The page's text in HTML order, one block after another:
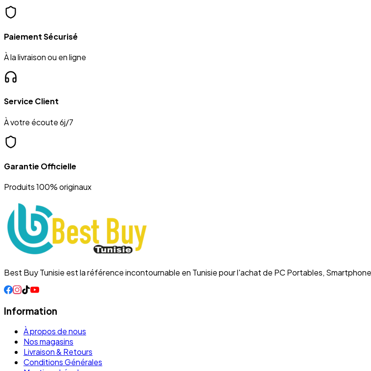
Paiement Sécurisé
À la livraison ou en ligne
Service Client
À votre écoute 6j/7
Garantie Officielle
Produits 100% originaux
Best Buy Tunisie est la référence incontournable en Tunisie pour l'achat de PC Portables,
Information
À propos de nous
Nos magasins
Livraison & Retours
Conditions Générales